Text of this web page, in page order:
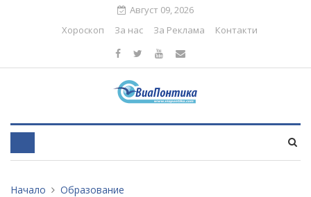
Август 09, 2026
Хороскоп
За нас За Реклама Контакти
Начало Образование